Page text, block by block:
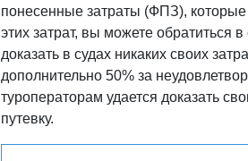
понесенные затраты (ФПЗ), которые
этих затрат, вы можете обратиться
доказать в судах никаких своих
дополнительно 50% за
туроператорам удается доказать
путевку.